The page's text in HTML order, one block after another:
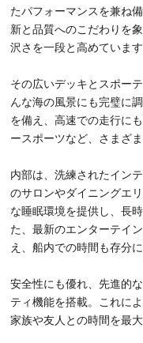
たパフォーマンスを兼ね
新と品質へのこだわりを
沢さを一段と高めています
その広いデッキとスポー
んな海の風景にも完璧に
を備え、高速での走行に
ースポーツなど、さまざ
内部は、洗練されたイン
のサロンやダイニングエ
な睡眠環境を提供し、長
た、最新のエンターテイ
え、船内での時間も存分
安全性にも優れ、先進的
ティ機能を搭載。これに
家族や友人との時間を最